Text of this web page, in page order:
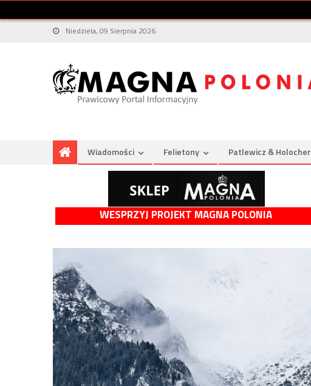
Niedziela, 09 Sierpnia 2026
Wiadomości Felietony Patlewicz & Holocher
WESPRZYJ PROJEKT MAGNA POLONIA